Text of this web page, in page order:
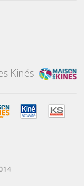
Kinés